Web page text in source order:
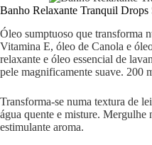
Banho Relaxante Tranquil Drops
Óleo sumptuoso que transforma
Vitamina E, óleo de Canola e
relaxante e óleo essencial de
pele magnificamente suave. 200
Transforma-se numa textura de
água quente e misture. Mergulhe
estimulante aroma.